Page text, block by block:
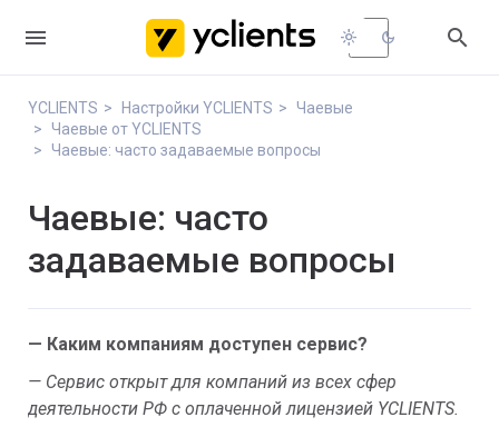
 light_mode dark_mode 
YCLIENTS Настройки YCLIENTS
Чаевые
Чаевые от YCLIENTS
Чаевые: часто задаваемые вопросы
Чаевые: часто
задаваемые вопросы
— Каким компаниям доступен сервис?
— Сервис открыт для компаний из всех сфер
деятельности РФ с оплаченной лицензией YCLIENTS.